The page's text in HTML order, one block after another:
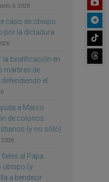
3, 2026
caso de obispo
por la dictadura
la beatificación en
mártires de
el
a Marco
de colonos
(y no sólo)
2026
al Papa
obispo (y
a bendecir